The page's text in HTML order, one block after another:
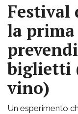
Festival
la
biglietti
vino)
Un esperimento